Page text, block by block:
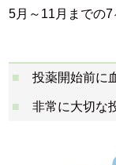
5月～11月までの7
投薬開始前に
非常に大切な